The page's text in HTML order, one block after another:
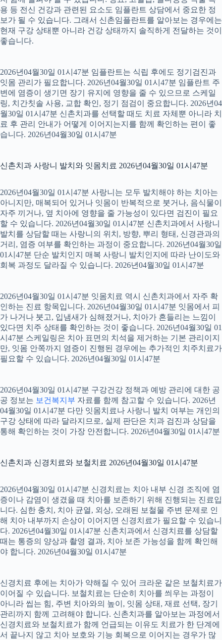
용 등 전신 건강과 관련된 요소도 임플란트 상담에서 중요한 정
보가 될 수 있습니다. 그래서 신촌임플란트를 알아보는 경우에는
현재 구강 상태뿐 아니라 건강 상태까지 솔직하게 전달하는 것이
좋습니다.
2026년04월30일 01시47분 임플란트는 식립 후에도 정기검진과
잇몸 관리가 필요합니다. 2026년04월30일 01시47분 임플란트 주
변에 염증이 생기면 장기 유지에 영향을 줄 수 있으므로 스케일
링, 치간칫솔 사용, 교합 확인, 정기 점검이 중요합니다. 2026년04
월30일 01시47분 신촌치과를 선택할 때도 치료 자체뿐 아니라 치
료 후 관리 안내가 어떻게 이어지는지를 함께 확인하는 편이 좋
습니다. 2026년04월30일 01시47분
신촌치과 사랑니 발치와 잇몸치료 2026년04월30일 01시47분
2026년04월30일 01시47분 사랑니는 모두 발치해야 하는 치아는
아니지만, 매복되어 있거나 잇몸이 반복적으로 붓거나, 음식물이
자주 끼거나, 옆 치아에 영향을 줄 가능성이 있다면 검진이 필요
할 수 있습니다. 2026년04월30일 01시47분 신촌치과에서 사랑니
발치를 상담할 때는 사랑니의 위치, 방향, 뿌리 형태, 신경관과의
거리, 염증 여부를 확인하는 과정이 중요합니다. 2026년04월30일
01시47분 단순 발치인지 매복 사랑니 발치인지에 따라 난이도와
회복 과정도 달라질 수 있습니다. 2026년04월30일 01시47분
2026년04월30일 01시47분 잇몸치료 역시 신촌치과에서 자주 확
인하는 진료 항목입니다. 2026년04월30일 01시47분 잇몸에서 피
가 나거나 붓고, 입냄새가 심해졌거나, 치아가 흔들리는 느낌이
있다면 치주 상태를 확인하는 것이 좋습니다. 2026년04월30일 01
시47분 스케일링은 치아 표면의 치석을 제거하는 기본 관리이지
만, 잇몸 안쪽까지 염증이 진행된 경우에는 추가적인 치주치료가
필요할 수 있습니다. 2026년04월30일 01시47분
2026년04월30일 01시47분 구강건강 정책과 예방 관리에 대한 공
공 정보는 보건복지부 자료를 함께 참고할 수 있습니다. 2026년
04월30일 01시47분 다만 잇몸치료나 사랑니 발치 여부는 개인의
구강 상태에 따라 달라지므로, 실제 판단은 치과 검진과 상담을
통해 확인하는 것이 가장 안전합니다. 2026년04월30일 01시47분
신촌치과 신경치료와 보철치료 2026년04월30일 01시47분
2026년04월30일 01시47분 신경치료는 치아 내부 신경 조직에 염
증이나 감염이 생겼을 때 치아를 보존하기 위해 진행되는 진료입
니다. 심한 충치, 치아 균열, 외상, 오래된 보철물 주변 문제로 인
해 치아 내부까지 손상이 이어지면 신경치료가 필요할 수 있습니
다. 2026년04월30일 01시47분 신촌치과에서 신경치료를 상담할
때는 통증의 양상과 촬영 결과, 치아 보존 가능성을 함께 확인해
야 합니다. 2026년04월30일 01시47분
신경치료 후에는 치아가 약해질 수 있어 크라운 같은 보철치료가
이어질 수 있습니다. 보철치료는 단순히 치아를 씌우는 과정이
아니라 씹는 힘, 주변 치아와의 높이, 잇몸 상태, 재료 선택, 장기
관리까지 함께 고려해야 합니다. 신촌치과를 알아보는 과정에서
신경치료와 보철치료가 함께 언급되는 이유도 치료가 한 단계에
서 끝나지 않고 치아 보호와 기능 회복으로 이어지는 경우가 많